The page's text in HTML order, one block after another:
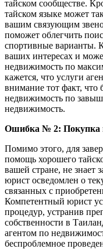
тайском сообществе.
тайском языке может
вашим связующим
поможет облегчить
спортивные варианты.
ваших интересах и
недвижимость по
кажется, что услуги
внимание тот факт, что
недвижимость по
недвижимость.
Ошибка № 2: Покупка
Помимо этого, для
помощь хорошего
вашей стране, не знает
юрист осведомлен о
связанных с
Компетентный юрист
процедур, устранив
собственности в
агентом по
беспроблемное